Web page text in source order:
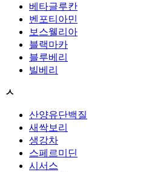
베타글루칸
벤포티아민
보스웰리아
블랙마카
블루베리
빌베리
ㅅ
산양유단백질
새싹보리
생강차
스페르미딘
시서스